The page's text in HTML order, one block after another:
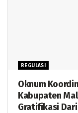
REGULASI
Oknum
Kabupaten
Gratifikasi